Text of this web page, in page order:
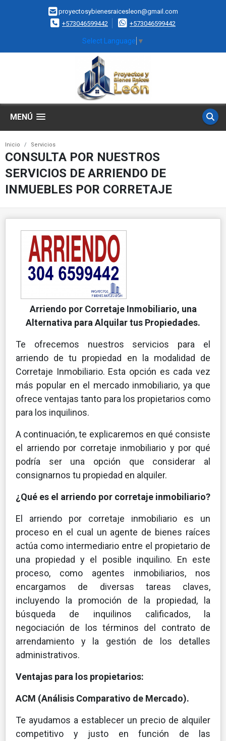
proyectosybienesraicesleon@gmail.com
+573046599442
+573046599442
Select Language ▼
MENÚ
Inicio Servicios
CONSULTA POR NUESTROS
SERVICIOS DE ARRIENDO DE
INMUEBLES POR CORRETAJE
Arriendo por Corretaje Inmobiliario, una
Alternativa para Alquilar tus Propiedades.
Te ofrecemos nuestros servicios para el
arriendo de tu propiedad en la modalidad de
Corretaje Inmobiliario. Esta opción es cada vez
más popular en el mercado inmobiliario, ya que
ofrece ventajas tanto para los propietarios como
para los inquilinos.
A continuación, te explicaremos en qué consiste
el arriendo por corretaje inmobiliario y por qué
podría ser una opción que considerar al
consignarnos tu propiedad en alquiler.
¿Qué es el arriendo por corretaje inmobiliario?
El arriendo por corretaje inmobiliario es un
proceso en el cual un agente de bienes raíces
actúa como intermediario entre el propietario de
una propiedad y el posible inquilino. En este
proceso, como agentes inmobiliarios, nos
encargamos de diversas tareas claves,
incluyendo la promoción de la propiedad, la
búsqueda de inquilinos calificados, la
negociación de los términos del contrato de
arrendamiento y la gestión de los detalles
administrativos.
Ventajas para los propietarios:
ACM (Análisis Comparativo de Mercado).
Te ayudamos a establecer un precio de alquiler
competitivo y justo en función de las